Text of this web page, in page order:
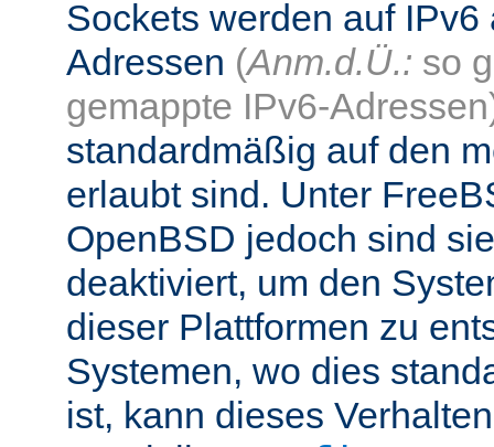
Sockets werden auf
Adressen (Anm.d.Ü.: so
gemappte IPv6-
standardmäßig auf den
erlaubt sind. Unter
OpenBSD jedoch sind
deaktiviert, um den
dieser Plattformen zu
Systemen, wo dies
ist, kann dieses